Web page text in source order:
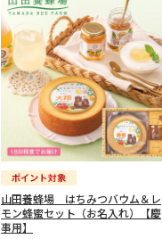
山田養蜂場 はちみつバウム＆レ
モン蜂蜜セット（お名入れ）【慶
事用】